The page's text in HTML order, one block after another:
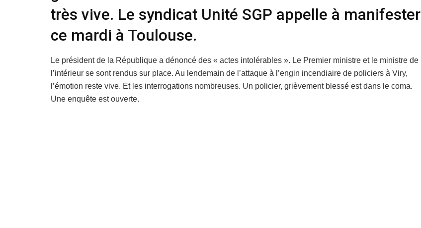
très vive. Le syndicat Unité SGP appelle à manifester
ce mardi à Toulouse.
Le président de la République a dénoncé des « actes intolérables ». Le Premier ministre et le ministre de
l’intérieur se sont rendus sur place. Au lendemain de l’attaque à l’engin incendiaire de policiers à Viry,
l’émotion reste vive. Et les interrogations nombreuses. Un policier, grièvement blessé est dans le coma.
Une enquête est ouverte.